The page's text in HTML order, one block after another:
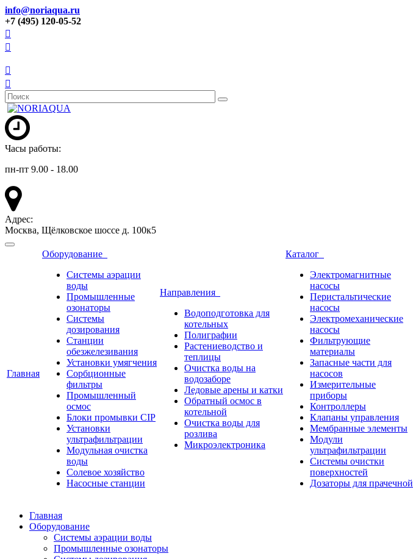
info@noriaqua.ru
+7 (495) 120-05-52
Часы работы:
пн-пт 9.00 - 18.00
Адрес:
Москва, Щёлковское шоссе д. 100к5
Главная
Оборудование
Системы аэрации
воды
Промышленные
озонаторы
Системы
дозирования
Станции
обезжелезивания
Установки умягчения
Сорбционные
фильтры
Промышленный
осмос
Блоки промывки CIP
Установки
ультрафильтрации
Модульная очистка
воды
Солевое хозяйство
Насосные станции
Направления
Водоподготовка для
котельных
Полиграфии
Растениеводство и
теплицы
Очистка воды на
водозаборе
Ледовые арены и катки
Обратный осмос в
котельной
Очистка воды для
розлива
Микроэлектроника
Каталог
Электромагнитные
насосы
Перистальтические
насосы
Электромеханические
насосы
Фильтрующие
материалы
Запасные части для
насосов
Измерительные
приборы
Контроллеры
Клапаны управления
Мембранные элементы
Модули
ультрафильтрации
Системы очистки
поверхностей
Дозаторы для прачечной
Главная
Оборудование
Системы аэрации воды
Промышленные озонаторы